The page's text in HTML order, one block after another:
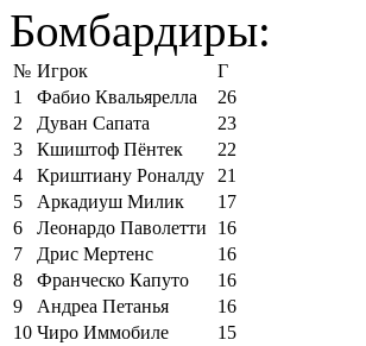
Бомбардиры:
№ Игрок
Г
1
Фабио Квальярелла
26
2
Дуван Сапата
23
3
Кшиштоф Пёнтек
22
4
Криштиану Роналду
21
5
Аркадиуш Милик
17
6
Леонардо Паволетти
16
7
Дрис Мертенс
16
8
Франческо Капуто
16
9
Андреа Петанья
16
10 Чиро Иммобиле
15